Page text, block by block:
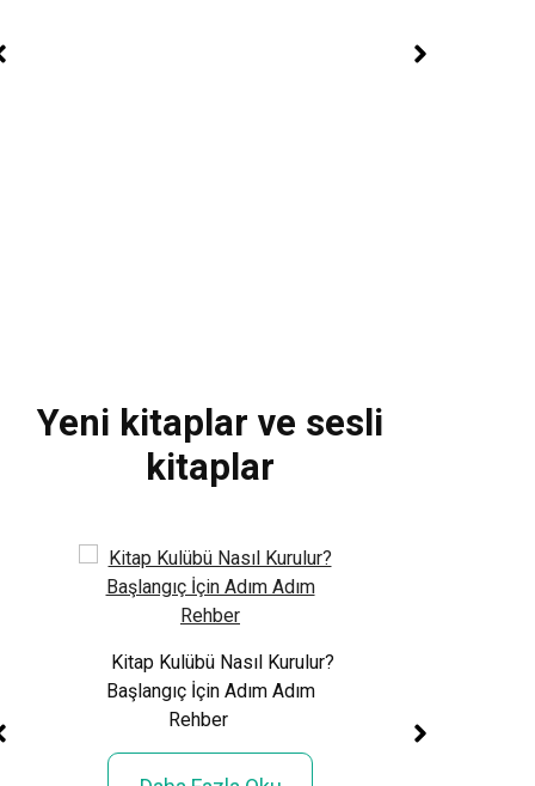
Yeni kitaplar ve sesli
kitaplar
Kitap Kulübü Nasıl Kurulur?
Başlangıç İçin Adım Adım
Rehber